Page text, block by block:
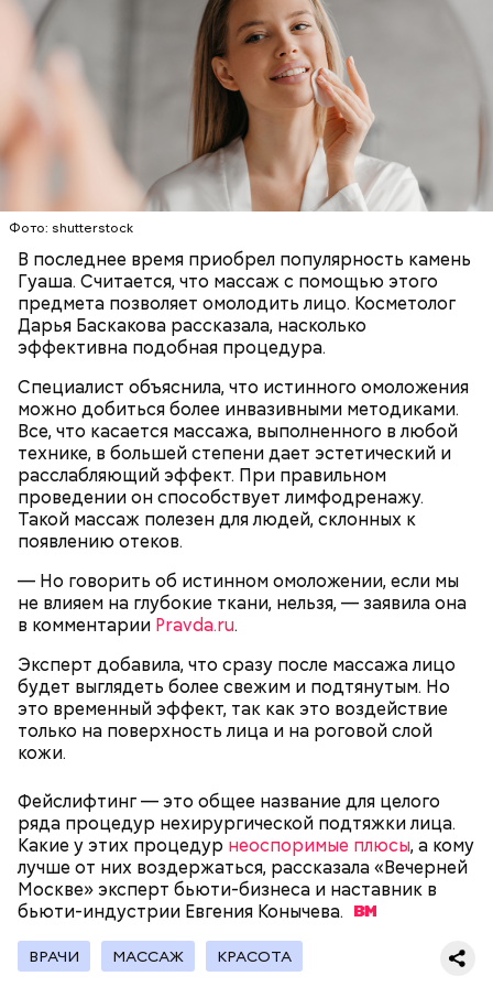
Фото: shutterstock
В последнее время приобрел популярность камень
Гуаша. Считается, что массаж с помощью этого
предмета позволяет омолодить лицо. Косметолог
Дарья Баскакова рассказала, насколько
эффективна подобная процедура.
Специалист объяснила, что истинного омоложения
можно добиться более инвазивными методиками.
Все, что касается массажа, выполненного в любой
технике, в большей степени дает эстетический и
расслабляющий эффект. При правильном
проведении он способствует лимфодренажу.
Такой массаж полезен для людей, склонных к
появлению отеков.
— Но говорить об истинном омоложении, если мы
не влияем на глубокие ткани, нельзя, — заявила она
в комментарии Pravda.ru.
Эксперт добавила, что сразу после массажа лицо
будет выглядеть более свежим и подтянутым. Но
это временный эффект, так как это воздействие
только на поверхность лица и на роговой слой
кожи.
Фейслифтинг — это общее название для целого
ряда процедур нехирургической подтяжки лица.
Какие у этих процедур неоспоримые плюсы, а кому
лучше от них воздержаться, рассказала «Вечерней
Москве» эксперт бьюти-бизнеса и наставник в
бьюти-индустрии Евгения Конычева.
ВРАЧИ МАССАЖ КРАСОТА
Однако диетолог предупредила: не для всех дыня
может быть полезна. В первую очередь ее стоит
есть с осторожностью людям:
с сахарным диабетом;
лишним весом.
— Наиболее распространенные борщ, щи, котлеты,
салаты, лаваш с творогом и сыром, пироги, омлет,
запеканка. Щавеля там везде используется
немного, поэтому никакого вреда от него не будет.
Чем разнообразнее рацион питания человека, тем
лучше. Потому что это исключает вероятность
возникновения дефицитов микроэлементов, —
заверил специалист.
Вовсю идет и сезон черешни. «Вечерняя Москва»
узнала у врача — эндокринолога-диетолога
Натальи Лазуренко,